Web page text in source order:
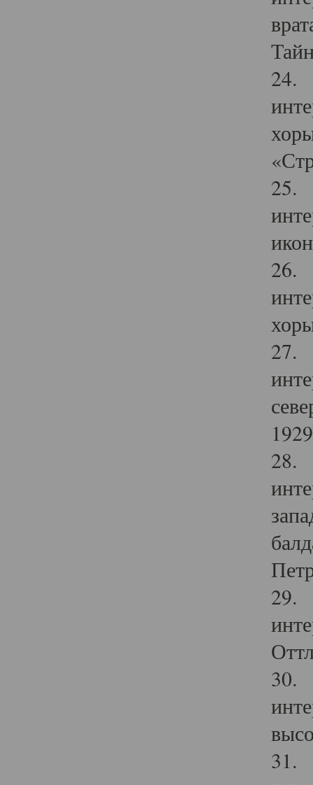
24.
25.
26.
27.
28.
29.
30.
31.